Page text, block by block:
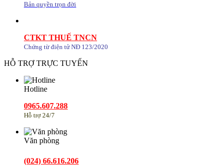
Bản quyền trọn đời
CTKT THUẾ TNCN
Chứng từ điện tử NĐ 123/2020
HỖ TRỢ TRỰC TUYẾN
Hotline
0965.607.288
Hỗ trợ 24/7
Văn phòng
(024) 66.616.206